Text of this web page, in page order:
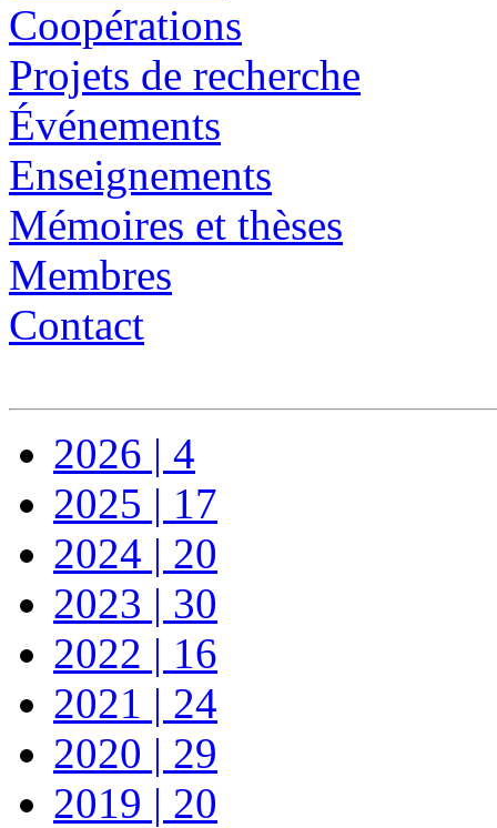
Coopérations
Projets de recherche
Événements
Enseignements
Mémoires et thèses
Membres
Contact
2026 | 4
2025 | 17
2024 | 20
2023 | 30
2022 | 16
2021 | 24
2020 | 29
2019 | 20